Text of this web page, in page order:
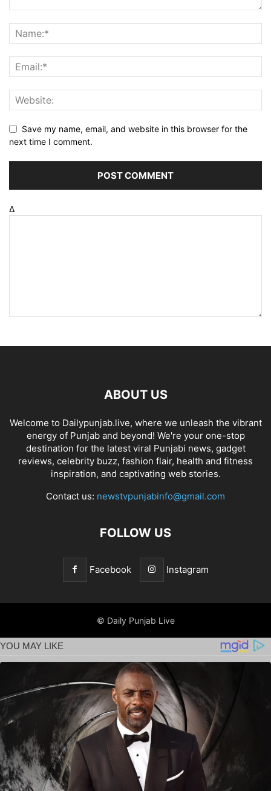
Save my name, email, and website in this browser for the
next time I comment.
Δ
ABOUT US
Welcome to Dailypunjab.live, where we unleash the vibrant
energy of Punjab and beyond! We're your one-stop
destination for the latest viral Punjabi news, gadget
reviews, celebrity buzz, fashion flair, health and fitness
inspiration, and captivating web stories.
Contact us: newstvpunjabinfo@gmail.com
FOLLOW US
Facebook Instagram
© Daily Punjab Live